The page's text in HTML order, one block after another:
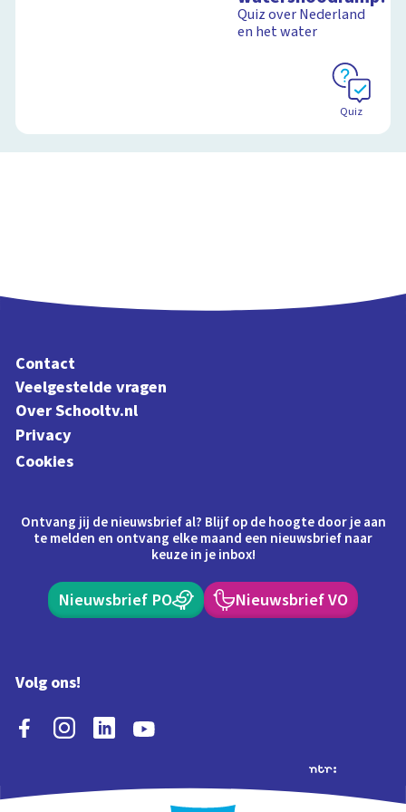
Schoolplaat
Schoolplaat
Quiz over Nederland
en het water
Quiz
Contact
Veelgestelde vragen
Over Schooltv.nl
Privacy
Cookies
Ontvang jij de nieuwsbrief al? Blijf op de hoogte door je aan
te melden en ontvang elke maand een nieuwsbrief naar
keuze in je inbox!
Nieuwsbrief PO Nieuwsbrief VO
Volg ons!